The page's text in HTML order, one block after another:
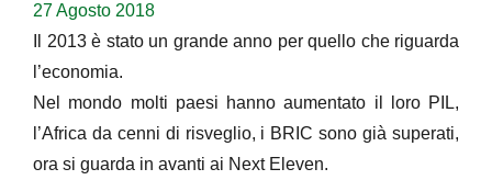
27 Agosto 2018
Il 2013 è stato un grande anno per quello che riguarda
l’economia.
Nel mondo molti paesi hanno aumentato il loro PIL,
l’Africa da cenni di risveglio, i BRIC sono già superati,
ora si guarda in avanti ai Next Eleven.